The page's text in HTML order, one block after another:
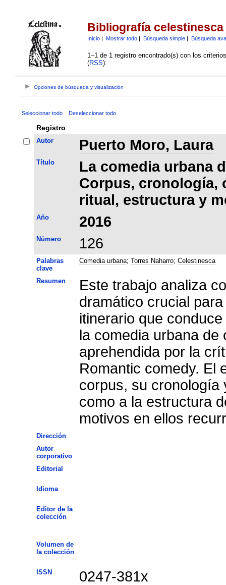
Bibliografía celestinesca
Inicio| Mostrar todo| Búsqueda simple| Búsqueda
1–1 de 1 registro encontrado(s) con los
(RSS):
Opciones de búsqueda y visualización
Seleccionar todo Deseleccionar todo
Registro
Autor Puerto Moro, Laura
Título
La comedia urbana
Corpus, cronología,
ritual, estructura y
Año 2016
Número 126
Palabras
clave
Comedia urbana; Torres Naharro; Celestinesca
Resumen
Este trabajo analiza
dramático crucial
itinerario que
la comedia urbana
aprehendida por la
Romantic comedy. El
corpus, su cronología
como a la estructura
motivos en ellos
Dirección
Autor
corporativo
Editorial
Idioma
Editor de la
colección
Volumen de
la colección
ISSN 0247-381x